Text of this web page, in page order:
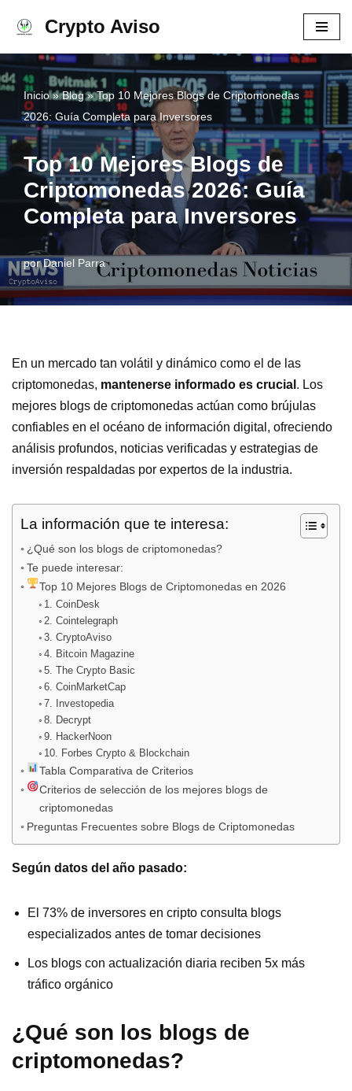
al
contenido
Crypto Aviso
Inicio»Blog»Top 10 Mejores Blogs de Criptomonedas
2026: Guía Completa para Inversores
Top 10 Mejores Blogs de
Criptomonedas 2026: Guía
Completa para Inversores
porDaniel Parra
En un mercado tan volátil y dinámico como el de las
criptomonedas, mantenerse informado es crucial . Los
mejores blogs de criptomonedas actúan como brújulas
confiables en el océano de información digital, ofreciendo
análisis profundos, noticias verificadas y estrategias de
inversión respaldadas por expertos de la industria.
La información que te interesa:
¿Qué son los blogs de criptomonedas?
Te puede interesar:
Top 10 Mejores Blogs de Criptomonedas en 2026
1. CoinDesk
2. Cointelegraph
3. CryptoAviso
4. Bitcoin Magazine
5. The Crypto Basic
6. CoinMarketCap
7. Investopedia
8. Decrypt
9. HackerNoon
10. Forbes Crypto & Blockchain
Tabla Comparativa de Criterios
Criterios de selección de los mejores blogs de
criptomonedas
Preguntas Frecuentes sobre Blogs de Criptomonedas
Según datos del año pasado:
El 73% de inversores en cripto consulta blogs
especializados antes de tomar decisiones
Los blogs con actualización diaria reciben 5x más
tráfico orgánico
¿Qué son los blogs de
criptomonedas?